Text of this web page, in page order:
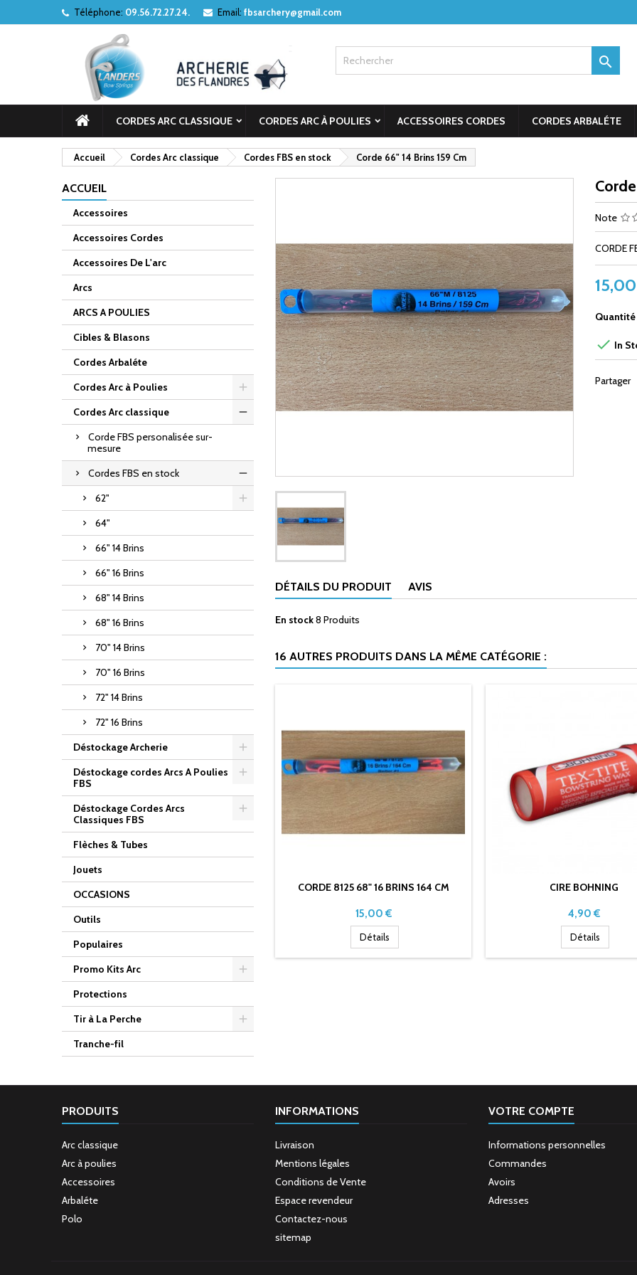
Téléphone: 09.56.72.27.24. Email: fbsarchery@gmail.com

CORDES ARC CLASSIQUE CORDES ARC À POULIES ACCESSOIRES CORDES CORDES ARBALÉTE
Accueil Cordes Arc classique Cordes FBS en stock Corde 66" 14 Brins 159 Cm
ACCUEIL
Accessoires
Accessoires Cordes
Accessoires De L'arc
Arcs
ARCS A POULIES
Cibles & Blasons
Cordes Arbaléte
Cordes Arc à Poulies
Cordes Arc classique
Corde FBS personalisée sur-
mesure
Cordes FBS en stock
62"
64"
66" 14 Brins
66" 16 Brins
68" 14 Brins
68" 16 Brins
70" 14 Brins
70" 16 Brins
72" 14 Brins
72" 16 Brins
Déstockage Archerie
Déstockage cordes Arcs A Poulies
FBS
Déstockage Cordes Arcs
Classiques FBS
Flèches & Tubes
Jouets
OCCASIONS
Outils
Populaires
Promo Kits Arc
Protections
Tir à La Perche
Tranche-fil
Note
CORDE
Quantité
 In
Partager
DÉTAILS DU PRODUIT AVIS
En stock8 Produits
16 AUTRES PRODUITS DANS LA MÊME CATÉGORIE :
CORDE 8125 68" 16 BRINS 164 CM
Prix
15,00 €
Détails
CIRE BOHNING
Prix
4,90 €
Détails
PRODUITS
Arc classique
Arc à poulies
Accessoires
Arbaléte
Polo
INFORMATIONS
Livraison
Mentions légales
Conditions de Vente
Espace revendeur
Contactez-nous
sitemap
VOTRE COMPTE
Informations personnelles
Commandes
Avoirs
Adresses